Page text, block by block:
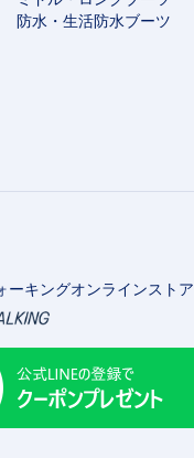
防水・生活防水ブーツ
ーキングオンラインストア